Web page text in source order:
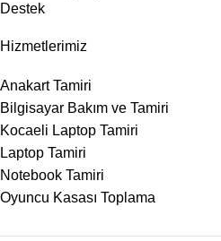
Destek
Hizmetlerimiz
Anakart Tamiri
Bilgisayar Bakım ve Tamiri
Kocaeli Laptop Tamiri
Laptop Tamiri
Notebook Tamiri
Oyuncu Kasası Toplama